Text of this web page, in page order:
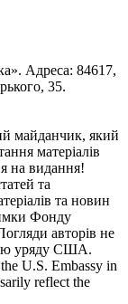
Адреса: 84617,
35.
майданчик, який
матеріалів
на видання!
та
та новин
Фонду
авторів не
уряду США.
U.S. Embassy in
reflect the